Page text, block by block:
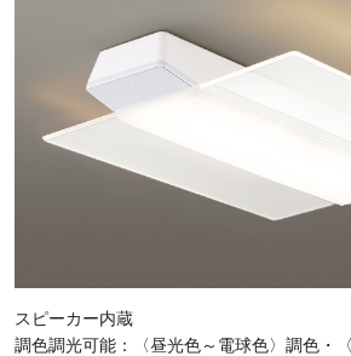
スピーカー内蔵
調色調光可能：〈昼光色～電球色〉調色・